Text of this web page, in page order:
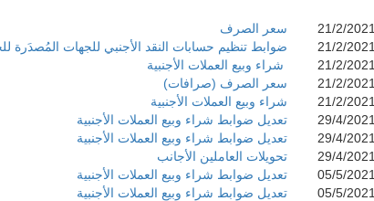
21/2/2021
سعر الصرف
21/2/2021
ضوابط تنظيم حسابات النقد الأجنبي للجهات المُصدَرة
21/2/2021
شراء وبيع العملات الأجنبية
21/2/2021
سعر الصرف (صرافات)
21/2/2021
شراء وبيع العملات الأجنبية
29/4/2021
تعديل ضوابط شراء وبيع العملات الأجنبية
29/4/2021
تعديل ضوابط شراء وبيع العملات الأجنبية
29/4/2021
تحويلات العاملين الأجانب
05/5/2021
تعديل ضوابط شراء وبيع العملات الأجنبية
05/5/2021
تعديل ضوابط شراء وبيع العملات الأجنبية